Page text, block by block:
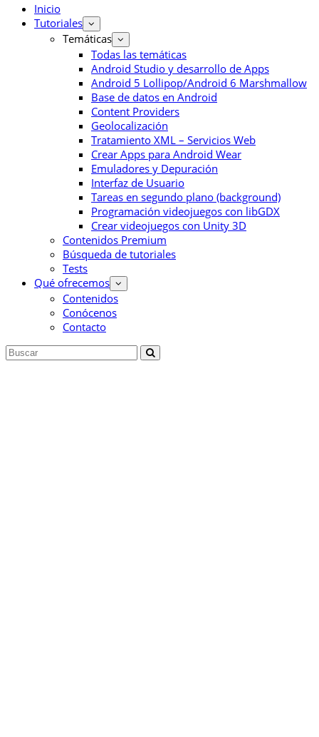
Inicio
Tutoriales
Temáticas
Todas las temáticas
Android Studio y desarrollo de Apps
Android 5 Lollipop/Android 6 Marshmallow
Base de datos en Android
Content Providers
Geolocalización
Tratamiento XML – Servicios Web
Crear Apps para Android Wear
Emuladores y Depuración
Interfaz de Usuario
Tareas en segundo plano (background)
Programación videojuegos con libGDX
Crear videojuegos con Unity 3D
Contenidos Premium
Búsqueda de tutoriales
Tests
Qué ofrecemos
Contenidos
Conócenos
Contacto